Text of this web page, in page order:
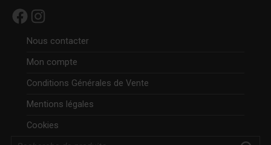
Facebook Instagram
Nous contacter
Mon compte
Conditions Générales de Vente
Mentions légales
Cookies